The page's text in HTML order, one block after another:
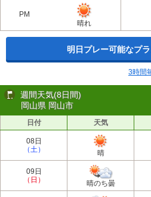
PM
晴れ
明日プレー可能なプ
3時間
週間天気(8日間)
岡山県 岡山市
日付 天気
08日
（土）
晴
09日
（日）
晴のち曇